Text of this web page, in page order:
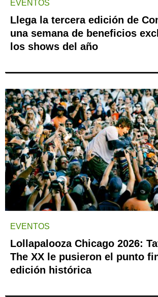
EVENTOS
Llega la tercera edición de
una semana de beneficios
los shows del año
EVENTOS
Lollapalooza Chicago 2026:
The XX le pusieron el punto
edición histórica